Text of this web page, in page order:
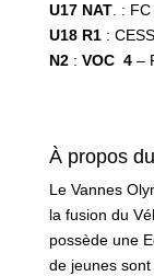
U17 NAT. : FC
U18 R1:
N2: VOC 4–
À propos
Le Vannes
la fusion du
possède une
de jeunes